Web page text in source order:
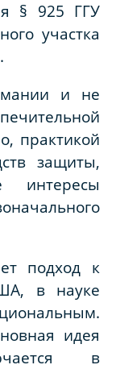
§ 925 ГГУ
участка
и не
практикой
защиты,
интересы
подход к
в науке
идея
в